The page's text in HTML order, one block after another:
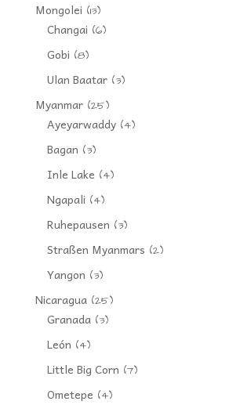
Mongolei (13)
Changai (6)
Gobi (8)
Ulan Baatar(3)
Myanmar(25)
Ayeyarwaddy(4)
Bagan (3)
Inle Lake (4)
Ngapali (4)
Ruhepausen (3)
Straßen Myanmars (2)
Yangon (3)
Nicaragua(25)
Granada(3)
León (4)
Little Big Corn (7)
Ometepe (4)